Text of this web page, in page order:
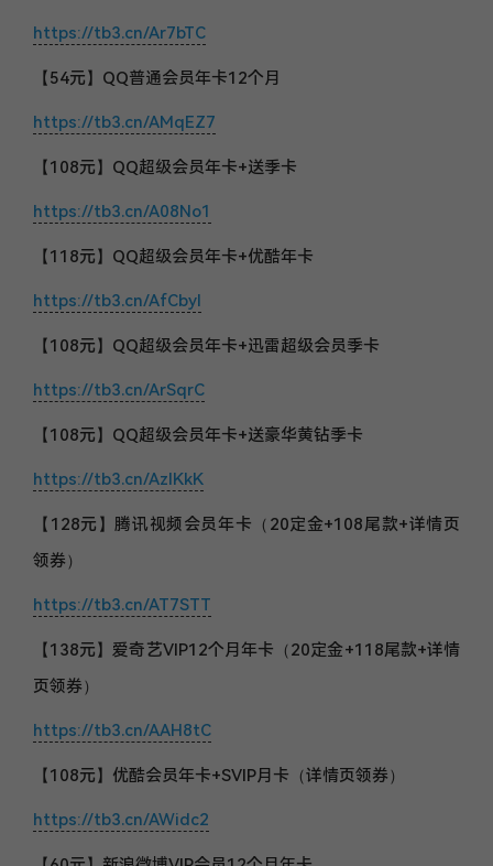
https://tb3.cn/Ar7bTC
【54元】QQ普通会员年卡12个月
https://tb3.cn/AMqEZ7
【108元】QQ超级会员年卡+送季卡
https://tb3.cn/A08No1
【118元】QQ超级会员年卡+优酷年卡
https://tb3.cn/AfCbyI
【108元】QQ超级会员年卡+迅雷超级会员季卡
https://tb3.cn/ArSqrC
【108元】QQ超级会员年卡+送豪华黄钻季卡
https://tb3.cn/AzIKkK
【128元】腾讯视频会员年卡（20定金+108尾款+详情页
领券）
https://tb3.cn/AT7STT
【138元】爱奇艺VIP12个月年卡（20定金+118尾款+详情
页领券）
https://tb3.cn/AAH8tC
【108元】优酷会员年卡+SVIP月卡（详情页领券）
https://tb3.cn/AWidc2